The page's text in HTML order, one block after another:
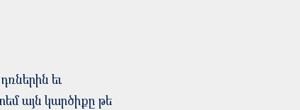
եւ
այն կարծիքը թե